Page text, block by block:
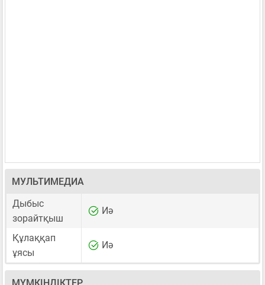
МУЛЬТИМЕДИА
Дыбыс
зорайтқыш
Иә
Құлаққап
ұясы
Иә